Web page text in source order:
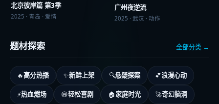
北京彼岸篇 第3季
2025 · 青岛 · 爱情
广州夜逆流
2025 · 武汉 · 动作
题材探索 全部分类 →
🔥高分热播 ✨新鲜上架 🔍悬疑探案 💕浪漫心动
⚡热血燃场 😄轻松喜剧 🏠家庭时光 🚀奇幻脑洞